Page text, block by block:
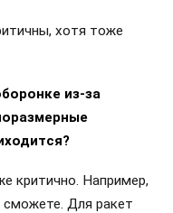
хотя тоже
из-за
критично. Например,
Для ракет